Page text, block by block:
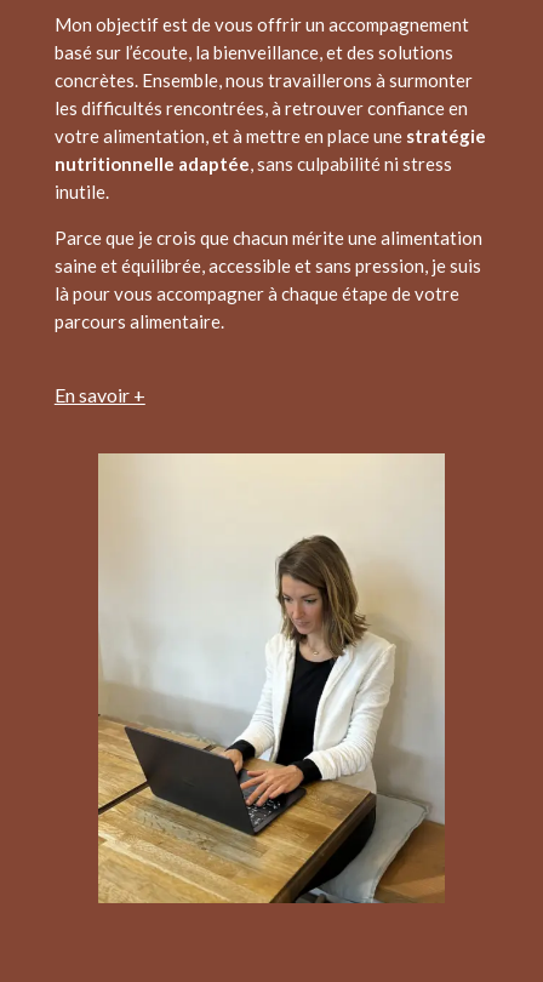
Mon objectif est de vous offrir un accompagnement
basé sur l’écoute, la bienveillance, et des solutions
concrètes. Ensemble, nous travaillerons à surmonter
les difficultés rencontrées, à retrouver confiance en
votre alimentation, et à mettre en place une stratégie
nutritionnelle adaptée, sans culpabilité ni stress
inutile.
Parce que je crois que chacun mérite une alimentation
saine et équilibrée, accessible et sans pression, je suis
là pour vous accompagner à chaque étape de votre
parcours alimentaire.
En savoir +